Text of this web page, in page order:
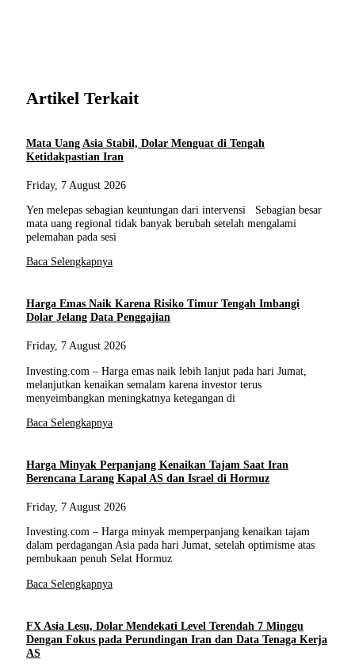
Artikel Terkait
Mata Uang Asia Stabil, Dolar Menguat di Tengah
Ketidakpastian Iran
Friday, 7 August 2026
Yen melepas sebagian keuntungan dari intervensi Sebagian besar
mata uang regional tidak banyak berubah setelah mengalami
pelemahan pada sesi
Baca Selengkapnya
Harga Emas Naik Karena Risiko Timur Tengah Imbangi
Dolar Jelang Data Penggajian
Friday, 7 August 2026
Investing.com – Harga emas naik lebih lanjut pada hari Jumat,
melanjutkan kenaikan semalam karena investor terus
menyeimbangkan meningkatnya ketegangan di
Baca Selengkapnya
Harga Minyak Perpanjang Kenaikan Tajam Saat Iran
Berencana Larang Kapal AS dan Israel di Hormuz
Friday, 7 August 2026
Investing.com – Harga minyak memperpanjang kenaikan tajam
dalam perdagangan Asia pada hari Jumat, setelah optimisme atas
pembukaan penuh Selat Hormuz
Baca Selengkapnya
FX Asia Lesu, Dolar Mendekati Level Terendah 7 Minggu
Dengan Fokus pada Perundingan Iran dan Data Tenaga Kerja
AS